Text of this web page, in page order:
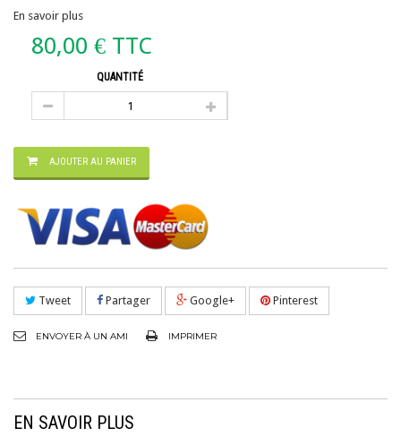
En savoir plus
80,00 € TTC
QUANTITÉ
AJOUTER AU PANIER
Tweet Partager Google+ Pinterest
ENVOYER À UN AMI IMPRIMER
EN SAVOIR PLUS